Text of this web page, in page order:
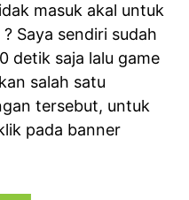
masuk akal untuk
Saya sendiri sudah
detik saja lalu game
salah satu
tersebut, untuk
pada banner